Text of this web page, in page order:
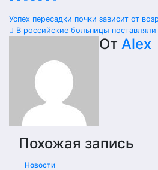
Навигация
записям
Успех пересадки почки зависит от
В российские больницы
От Alex
Похожая запись
Новости